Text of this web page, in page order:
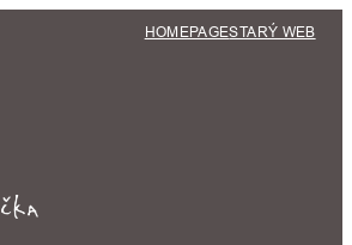
HOMEPAGESTARÝ WEB